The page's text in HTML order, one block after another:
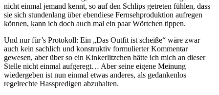
nicht einmal jemand kennt, so auf den Schlips getreten fühlen, dass
sie sich stundenlang über ebendiese Fernsehproduktion aufregen
können, kann ich doch auch mal ein paar Wörtchen tippen.
Und nur für’s Protokoll: Ein „Das Outfit ist scheiße“ wäre zwar
auch kein sachlich und konstruktiv formulierter Kommentar
gewesen, aber über so ein Kinkerlitzchen hätte ich mich an dieser
Stelle nicht einmal aufgeregt… Aber seine eigene Meinung
wiedergeben ist nun einmal etwas anderes, als gedankenlos
regelrechte Hasspredigen abzuhalten.